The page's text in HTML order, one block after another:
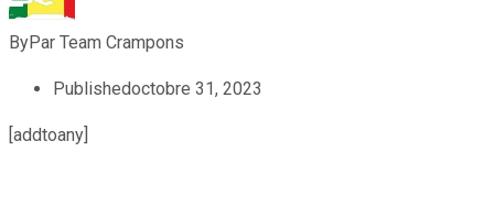
ByPar Team Crampons
Publishedoctobre 31, 2023
[addtoany]